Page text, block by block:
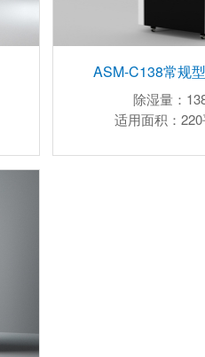
ASM-C138常规
除湿量：
适用面积：